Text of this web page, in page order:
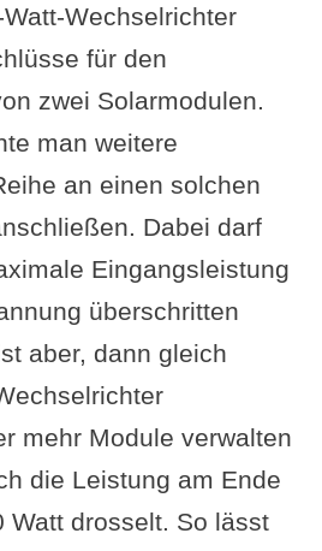
Wechselrichter
für den
zwei Solarmodulen.
man weitere
an einen solchen
Dabei darf
Eingangsleistung
überschritten
aber, dann gleich
mehr Module verwalten
die Leistung am Ende
Watt drosselt. So lässt